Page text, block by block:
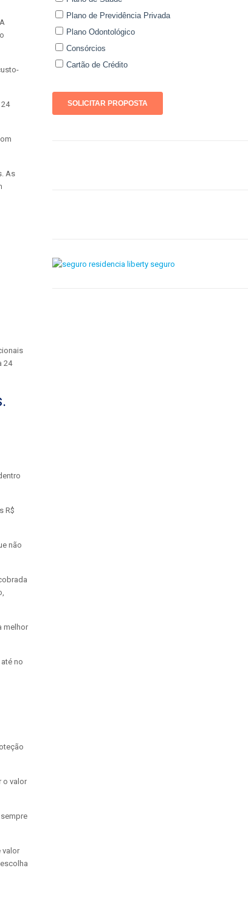
As
24
R$
não
melhor
no
o valor
valor